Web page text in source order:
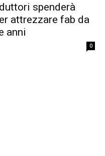
spenderà
attrezzare fab da
anni
0